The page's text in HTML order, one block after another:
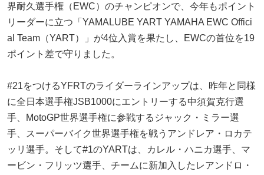
界耐久選手権（EWC）のチャンピオンで、今年もポイント
リーダーに立つ「YAMALUBE YART YAMAHA EWC Offici
al Team（YART）」が4位入賞を果たし、EWCの首位を19
ポイント差で守りました。
#21をつけるYFRTのライダーラインアップは、昨年と同様
に全日本選手権JSB1000にエントリーする中須賀克行選
手、MotoGP世界選手権に参戦するジャック・ミラー選
手、スーパーバイク世界選手権を戦うアンドレア・ロカテ
ッリ選手。そして#1のYARTは、カレル・ハニカ選手、マ
ービン・フリッツ選手、チームに新加入したレアンドロ・